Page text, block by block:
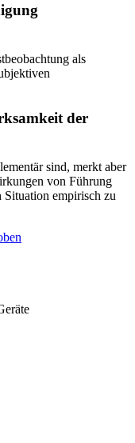
als
der
sind, merkt aber
von Führung
empirisch zu